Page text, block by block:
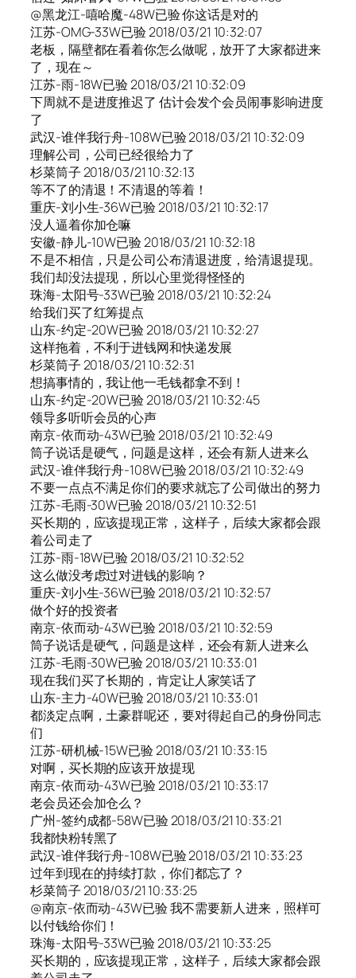
@黑龙江-嘻哈魔-48W已验 你这话是对的
江苏-OMG-33W已验 2018/03/21 10:32:07
老板，隔壁都在看着你怎么做呢，放开了大家都进来
了，现在～
江苏-雨-18W已验 2018/03/21 10:32:09
下周就不是进度推迟了 估计会发个会员闹事影响进度
了
武汉-谁伴我行舟-108W已验 2018/03/21 10:32:09
理解公司，公司已经很给力了
杉菜筒子 2018/03/21 10:32:13
等不了的清退！不清退的等着！
重庆-刘小生-36W已验 2018/03/21 10:32:17
没人逼着你加仓嘛
安徽-静儿-10W已验 2018/03/21 10:32:18
不是不相信，只是公司公布清退进度，给清退提现。
我们却没法提现，所以心里觉得怪怪的
珠海-太阳号-33W已验 2018/03/21 10:32:24
给我们买了红筹提点
山东-约定-20W已验 2018/03/21 10:32:27
这样拖着，不利于进钱网和快递发展
杉菜筒子 2018/03/21 10:32:31
想搞事情的，我让他一毛钱都拿不到！
山东-约定-20W已验 2018/03/21 10:32:45
领导多听听会员的心声
南京-依而动-43W已验 2018/03/21 10:32:49
筒子说话是硬气，问题是这样，还会有新人进来么
武汉-谁伴我行舟-108W已验 2018/03/21 10:32:49
不要一点点不满足你们的要求就忘了公司做出的努力
江苏-毛雨-30W已验 2018/03/21 10:32:51
买长期的，应该提现正常，这样子，后续大家都会跟
着公司走了
江苏-雨-18W已验 2018/03/21 10:32:52
这么做没考虑过对进钱的影响？
重庆-刘小生-36W已验 2018/03/21 10:32:57
做个好的投资者
南京-依而动-43W已验 2018/03/21 10:32:59
筒子说话是硬气，问题是这样，还会有新人进来么
江苏-毛雨-30W已验 2018/03/21 10:33:01
现在我们买了长期的，肯定让人家笑话了
山东-主力-40W已验 2018/03/21 10:33:01
都淡定点啊，土豪群呢还，要对得起自己的身份同志
们
江苏-研机械-15W已验 2018/03/21 10:33:15
对啊，买长期的应该开放提现
南京-依而动-43W已验 2018/03/21 10:33:17
老会员还会加仓么？
广州-签约成都-58W已验 2018/03/21 10:33:21
我都快粉转黑了
武汉-谁伴我行舟-108W已验 2018/03/21 10:33:23
过年到现在的持续打款，你们都忘了？
杉菜筒子 2018/03/21 10:33:25
@南京-依而动-43W已验 我不需要新人进来，照样可
以付钱给你们！
珠海-太阳号-33W已验 2018/03/21 10:33:25
买长期的，应该提现正常，这样子，后续大家都会跟